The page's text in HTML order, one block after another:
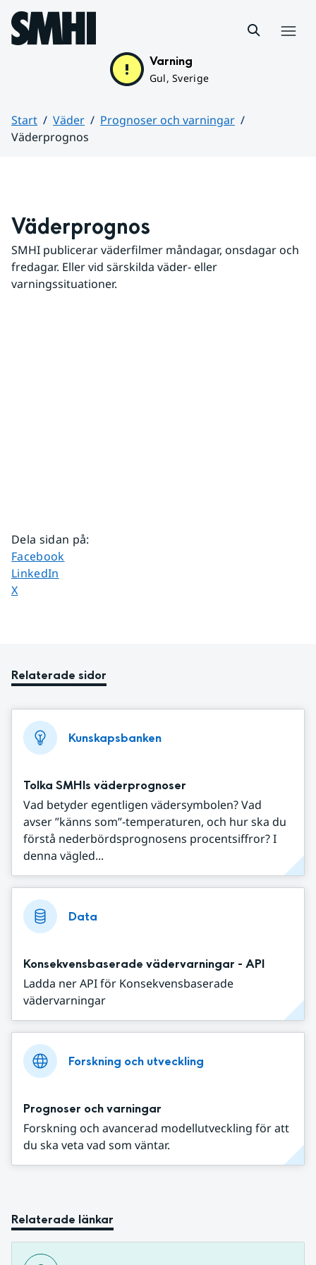
Hoppa till sidans innehåll
Varning
Gul, Sverige
Start Väder
Prognoser och varningar
Väderprognos
Väderprognos
SMHI publicerar väderfilmer måndagar, onsdagar och
fredagar. Eller vid särskilda väder- eller
varningssituationer.
Dela sidan på:
Dela sidan på
Facebook
Dela sidan på
LinkedIn
Dela sidan på
X
Relaterade sidor
Kunskapsbanken
Tolka SMHIs väderprognoser
Vad betyder egentligen vädersymbolen? Vad
avser ”känns som”-temperaturen, och hur ska du
förstå nederbördsprognosens procentsiffror? I
denna vägled...
Data
Konsekvensbaserade vädervarningar - API
Ladda ner API för Konsekvensbaserade
vädervarningar
Forskning och utveckling
Prognoser och varningar
Forskning och avancerad modellutveckling för att
du ska veta vad som väntar.
Relaterade länkar